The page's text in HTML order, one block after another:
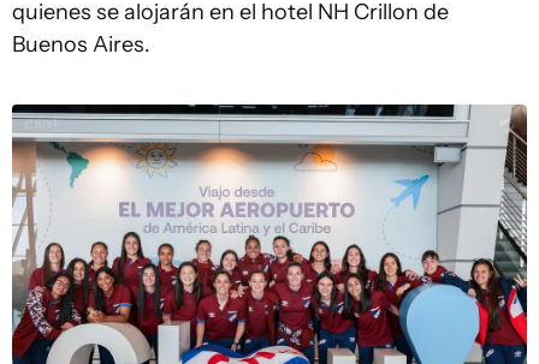
quienes se alojarán en el hotel NH Crillon de
Buenos Aires.